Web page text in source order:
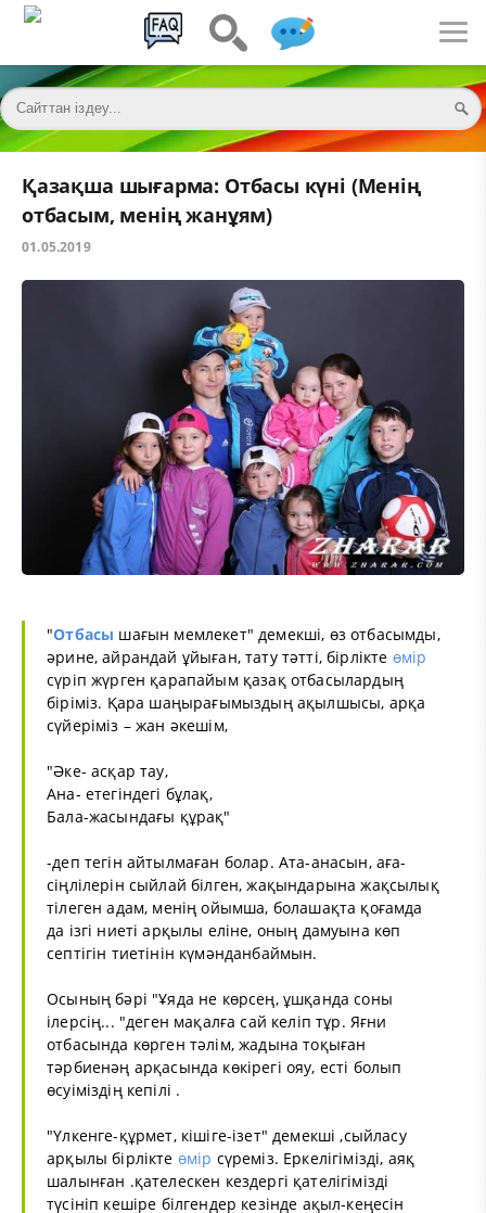
Қазақша шығарма: Отбасы күні (Менің
отбасым, менің жанұям)
01.05.2019
"Отбасы шағын мемлекет" демекші, өз отбасымды,
әрине, айрандай ұйыған, тату тәтті, бірлікте өмір
сүріп жүрген қарапайым қазақ отбасылардың
біріміз. Қара шаңырағымыздың ақылшысы, арқа
сүйеріміз – жан әкешім,
"Әке- асқар тау,
Ана- етегіндегі бұлақ,
Бала-жасындағы құрақ"
-деп тегін айтылмаған болар. Ата-анасын, аға-
сіңлілерін сыйлай білген, жақындарына жақсылық
тілеген адам, менің ойымша, болашақта қоғамда
да ізгі ниеті арқылы еліне, оның дамуына көп
септігін тиетінін күмәнданбаймын.
Осының бәрі "Ұяда не көрсең, ұшқанда соны
ілерсің... "деген мақалға сай келіп тұр. Яғни
отбасында көрген тәлім, жадына тоқыған
тәрбиенәң арқасында көкірегі ояу, есті болып
өсуіміздің кепілі .
"Үлкенге-құрмет, кішіге-ізет" демекші ,сыйласу
арқылы бірлікте өмір сүреміз. Еркелігімізді, аяқ
шалынған .қателескен кездергі қателігімізді
түсініп кешіре білгендер кезінде ақыл-кеңесін